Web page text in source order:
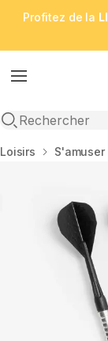
Profitez de la
Menu
Open search
Accueil
Loisirs